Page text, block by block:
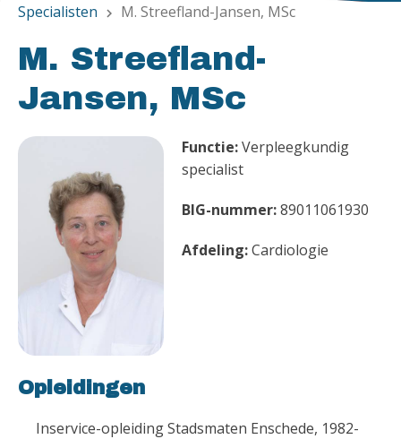
Specialisten chevron_right M. Streefland-Jansen, MSc
M. Streefland-
Jansen, MSc
Functie:Verpleegkundig
specialist
BIG-nummer:89011061930
Afdeling:Cardiologie
Opleidingen
Inservice-opleiding Stadsmaten Enschede, 1982-